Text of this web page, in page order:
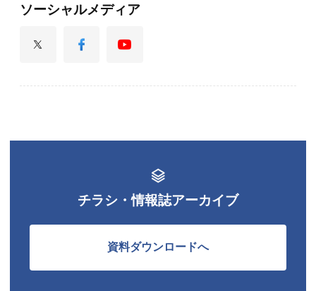
ソーシャルメディア
チラシ・情報誌アーカイブ
資料ダウンロードへ